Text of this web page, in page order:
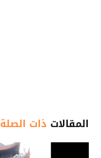
المقالات ذات الصلة